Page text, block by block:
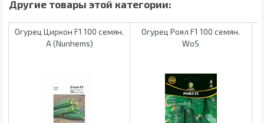
Огурец Циркон F1 100 семян.
А (Nunhems)
Огурец Роял F1 100 семян.
WoS